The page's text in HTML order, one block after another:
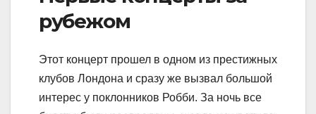
рубежом
Этот концерт прошел в одном из престижных
клубов Лондона и сразу же вызвал большой
интерес у поклонников Робби. За ночь все